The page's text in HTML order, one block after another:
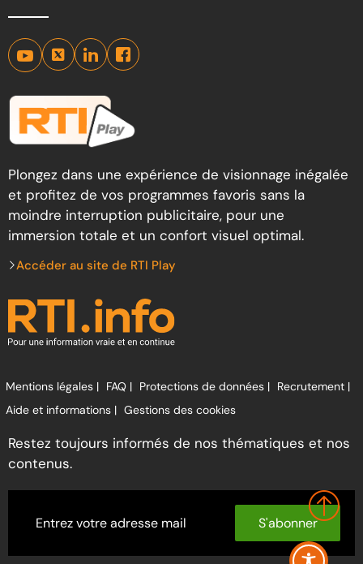
Plongez dans une expérience de visionnage inégalée
et profitez de vos programmes favoris sans la
moindre interruption publicitaire, pour une
immersion totale et un confort visuel optimal.
Accéder au site de RTI Play
Mentions légales | FAQ | Protections de données | Recrutement |
Aide et informations | Gestions des cookies
Restez toujours informés de nos thématiques et nos
contenus.
S'abonner